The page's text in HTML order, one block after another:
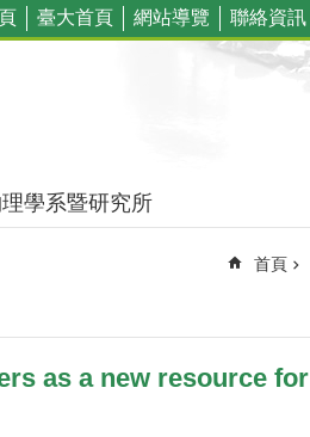
臺大首頁 網站導覽 聯絡資訊
學系暨研究所
首頁
as a new resource for